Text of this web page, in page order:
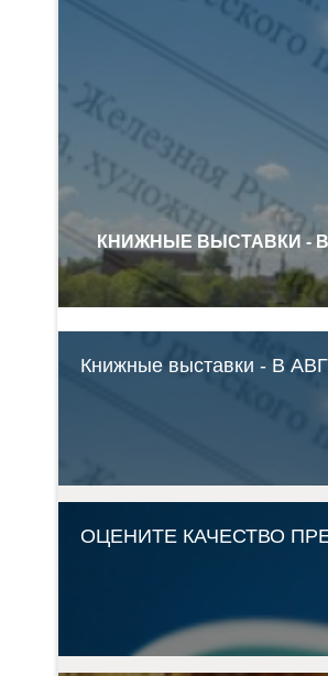
КНИЖНЫЕ ВЫСТАВКИ -
Книжные выставки - В
ОЦЕНИТЕ КАЧЕСТВО